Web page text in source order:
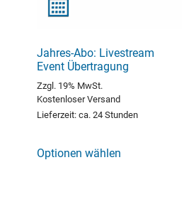
Jahres-Abo: Livestream
Event Übertragung
Zzgl. 19% MwSt.
Kostenloser Versand
Lieferzeit: ca. 24 Stunden
Optionen wählen